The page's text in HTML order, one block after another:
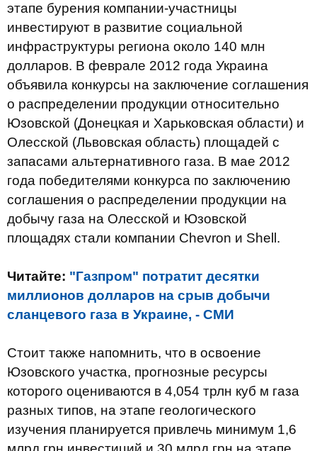
этапе бурения компании-участницы
инвестируют в развитие социальной
инфраструктуры региона около 140 млн
долларов. В феврале 2012 года Украина
объявила конкурсы на заключение соглашения
о распределении продукции относительно
Юзовской (Донецкая и Харьковская области) и
Олесской (Львовская область) площадей с
запасами альтернативного газа. В мае 2012
года победителями конкурса по заключению
соглашения о распределении продукции на
добычу газа на Олесской и Юзовской
площадях стали компании Сhevron и Shell.
Читайте: "Газпром" потратит десятки
миллионов долларов на срыв добычи
сланцевого газа в Украине, - СМИ
Стоит также напомнить, что в освоение
Юзовского участка, прогнозные ресурсы
которого оцениваются в 4,054 трлн куб м газа
разных типов, на этапе геологического
изучения планируется привлечь минимум 1,6